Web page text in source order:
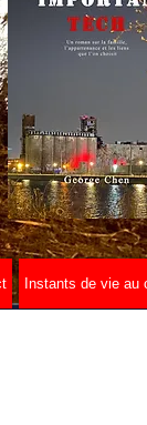
Instants de vie au